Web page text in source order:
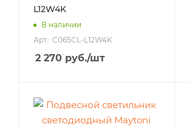
L12W4K
В наличии
Арт.: C065CL-L12W4K
2 270 руб./шт